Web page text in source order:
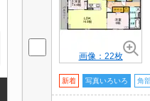
画像：22枚
新着 写真いろいろ 角